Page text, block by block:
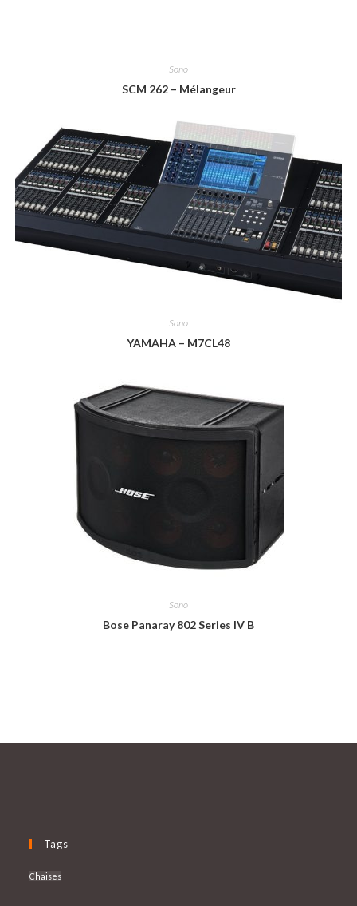
Sono
SCM 262 – Mélangeur
Sono
YAMAHA – M7CL48
Sono
Bose Panaray 802 Series IV B
Tags
Chaises